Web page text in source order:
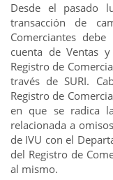
Desde el pasado
transacción de
Comerciantes
cuenta de Ventas
Registro de
través de SURI.
Registro de
en que se radica
relacionada a
de IVU con el
del Registro de
al mismo.